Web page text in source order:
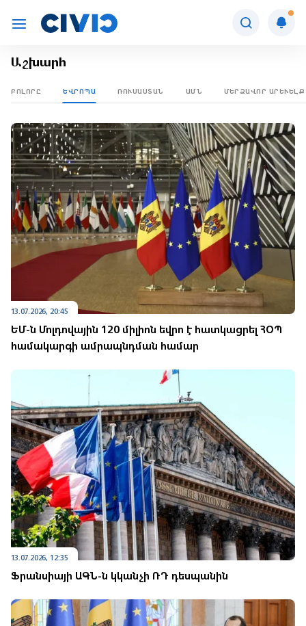
Աշխարհ
ԲՈԼՈՐԸ ԵՎՐՈՊԱ ՌՈՒՍԱՍՏԱՆ ԱՄՆ ՄԵՐՁԱՎՈՐ ԱՐԵՒԵԼՔ
13.07.2026, 20:45
ԵՄ-ն Մոլդովային 120 միլիոն եվրո է հատկացրել ՀՕՊ
համակարգի ամրապնդման համար
13.07.2026, 12:35
Ֆրանսիայի ԱԳՆ-ն կկանչի ՌԴ դեսպանին